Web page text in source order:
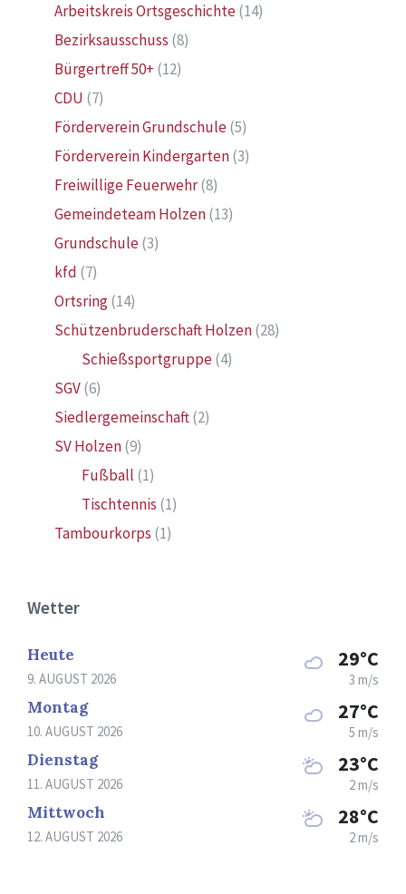
Arbeitskreis Ortsgeschichte(14)
Bezirksausschuss (8)
Bürgertreff 50+ (12)
CDU (7)
Förderverein Grundschule(5)
Förderverein Kindergarten(3)
Freiwillige Feuerwehr(8)
Gemeindeteam Holzen(13)
Grundschule(3)
kfd (7)
Ortsring(14)
Schützenbruderschaft Holzen(28)
Schießsportgruppe(4)
SGV(6)
Siedlergemeinschaft(2)
SV Holzen(9)
Fußball (1)
Tischtennis (1)
Tambourkorps (1)
Wetter
Heute
9. AUGUST 2026
29°C
3 m/s
Montag
10. AUGUST 2026
27°C
5 m/s
Dienstag
11. AUGUST 2026
23°C
2 m/s
Mittwoch
12. AUGUST 2026
28°C
2 m/s